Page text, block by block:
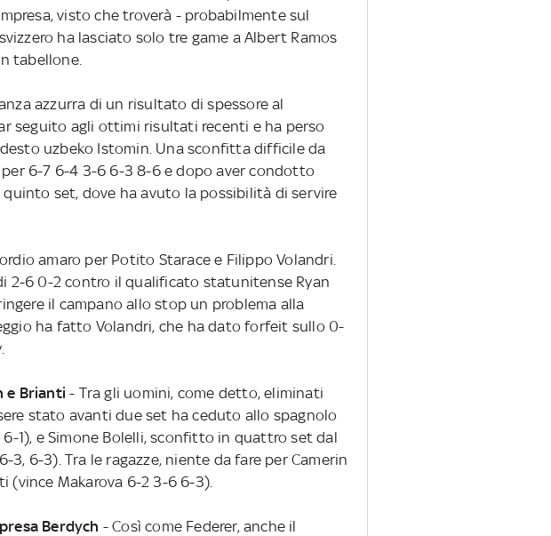
visto che troverà - probabilmente sul
svizzero ha lasciato solo tre game a Albert Ramos
tabellone.
azzurra di un risultato di spessore al
seguito agli ottimi risultati recenti e ha perso
uzbeko Istomin. Una sconfitta difficile da
6-7 6-4 3-6 6-3 8-6 e dopo aver condotto
quinto set, dove ha avuto la possibilità di servire
amaro per Potito Starace e Filippo Volandri.
2-6 0-2 contro il qualificato statunitense Ryan
il campano allo stop un problema alla
ha fatto Volandri, che ha dato forfeit sullo 0-
e Brianti- Tra gli uomini, come detto, eliminati
stato avanti due set ha ceduto allo spagnolo
6-1), e Simone Bolelli, sconfitto in quattro set dal
3, 6-3). Tra le ragazze, niente da fare per Camerin
(vince Makarova 6-2 3-6 6-3).
Berdych - Così come Federer, anche il